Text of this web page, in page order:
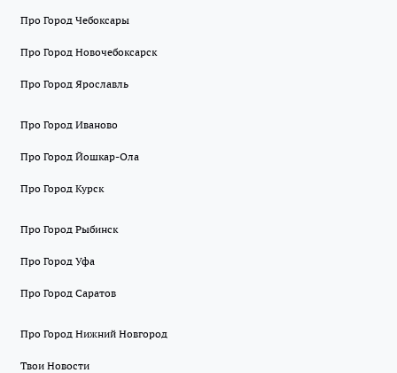
Про Город Чебоксары
Про Город Новочебоксарск
Про Город Ярославль
Про Город Иваново
Про Город Йошкар-Ола
Про Город Курск
Про Город Рыбинск
Про Город Уфа
Про Город Саратов
Про Город Нижний Новгород
Твои Новости